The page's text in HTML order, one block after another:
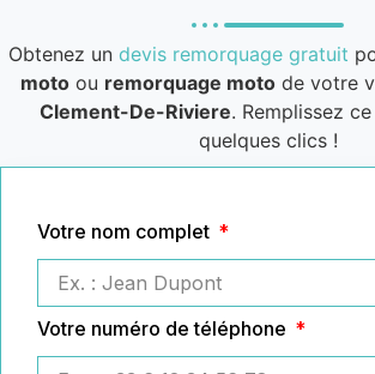
Obtenez un devis remorquage gratuit
moto ou remorquage moto de votre
Clement-De-Riviere. Remplissez
quelques clics !
Votre nom complet
Votre numéro de téléphone